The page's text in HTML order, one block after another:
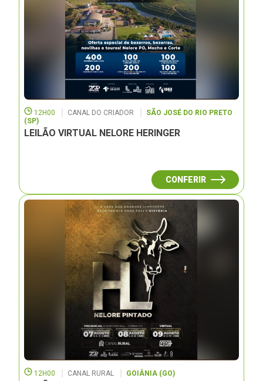
12H00 CANAL DO CRIADOR
SÃO JOSÉ DO RIO PRETO
(SP)
LEILÃO VIRTUAL NELORE HERINGER
CONFERIR
12H00 CANAL RURAL GOIÂNIA (GO)